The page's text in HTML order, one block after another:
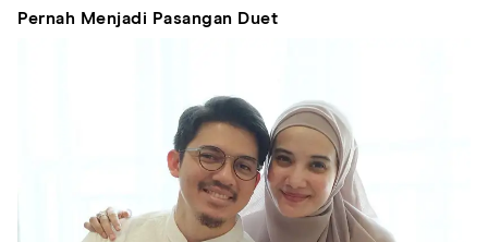
Pernah Menjadi Pasangan Duet